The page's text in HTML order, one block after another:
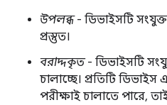
উপলব্ধ- ডিভাইসটি
প্রস্তুত।
বরাদ্দকৃত- ডিভাইসটি
চালাচ্ছে। প্রতিটি
পরীক্ষাই চালাতে পারে,